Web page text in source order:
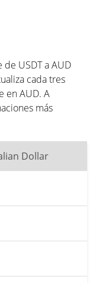
USDT a AUD
cada tres
en AUD. A
más
Dollar